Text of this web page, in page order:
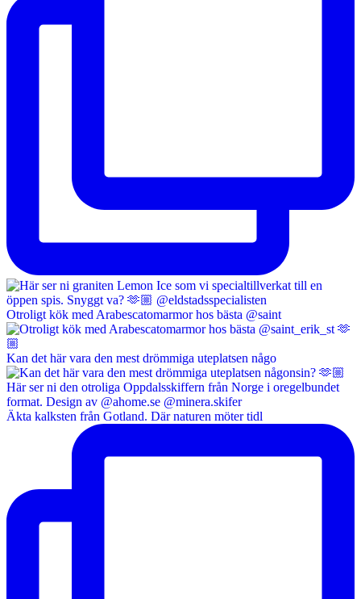
Otroligt kök med Arabescatomarmor hos bästa @saint
Kan det här vara den mest drömmiga uteplatsen någo
Äkta kalksten från Gotland. Där naturen möter tidl